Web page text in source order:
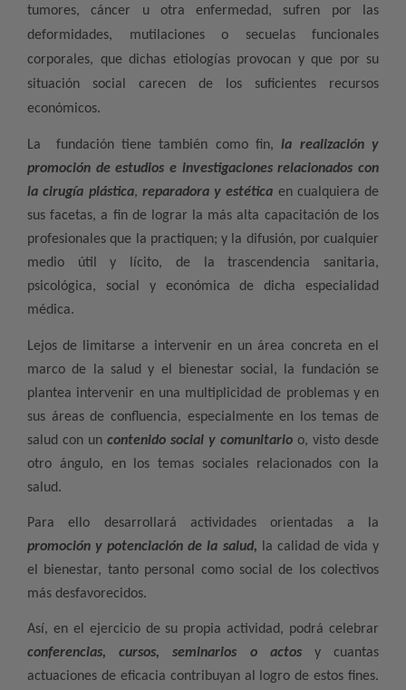
tumores, cáncer u otra enfermedad, sufren por las
deformidades, mutilaciones o secuelas funcionales
corporales, que dichas etiologías provocan y que por su
situación social carecen de los suficientes recursos
económicos.
La fundación tiene también como fin,la realización y
promoción de estudios e investigaciones relacionados con
la cirugía plástica, reparadora y estética en cualquiera de
sus facetas, a fin de lograr la más alta capacitación de los
profesionales que la practiquen; y la difusión, por cualquier
medio útil y lícito, de la trascendencia sanitaria,
psicológica, social y económica de dicha especialidad
médica.
Lejos de limitarse a intervenir en un área concreta en el
marco de la salud y el bienestar social, la fundación se
plantea intervenir en una multiplicidad de problemas y en
sus áreas de confluencia, especialmente en los temas de
salud con un contenido social y comunitario o, visto desde
otro ángulo, en los temas sociales relacionados con la
salud.
Para ello desarrollará actividades orientadas a la
promoción y potenciación de la salud, la calidad de vida y
el bienestar, tanto personal como social de los colectivos
más desfavorecidos.
Así, en el ejercicio de su propia actividad, podrá celebrar
conferencias, cursos, seminarios o actosy cuantas
actuaciones de eficacia contribuyan al logro de estos fines.